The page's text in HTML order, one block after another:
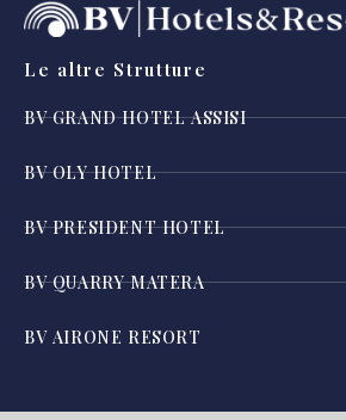
Le altre Strutture
BV GRAND HOTEL ASSISI
BV OLY HOTEL
BV PRESIDENT HOTEL
BV QUARRY MATERA
BV AIRONE RESORT